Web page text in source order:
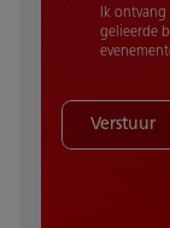
Ik
gelieerde
Verstuur